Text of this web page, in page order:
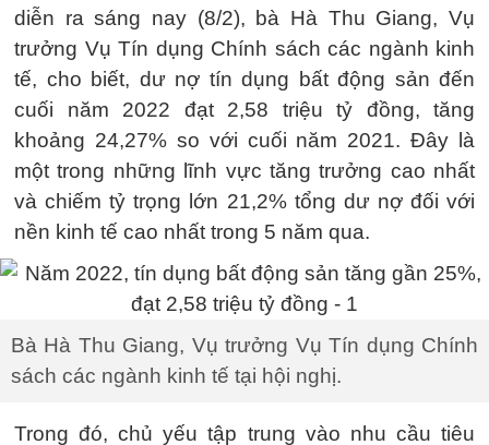
diễn ra sáng nay (8/2), bà Hà Thu Giang, Vụ
trưởng Vụ Tín dụng Chính sách các ngành kinh
tế, cho biết, dư nợ tín dụng bất động sản đến
cuối năm 2022 đạt 2,58 triệu tỷ đồng, tăng
khoảng 24,27% so với cuối năm 2021. Đây là
một trong những lĩnh vực tăng trưởng cao nhất
và chiếm tỷ trọng lớn 21,2% tổng dư nợ đối với
nền kinh tế cao nhất trong 5 năm qua.
Bà Hà Thu Giang, Vụ trưởng Vụ Tín dụng Chính
sách các ngành kinh tế tại hội nghị.
Trong đó, chủ yếu tập trung vào nhu cầu tiêu